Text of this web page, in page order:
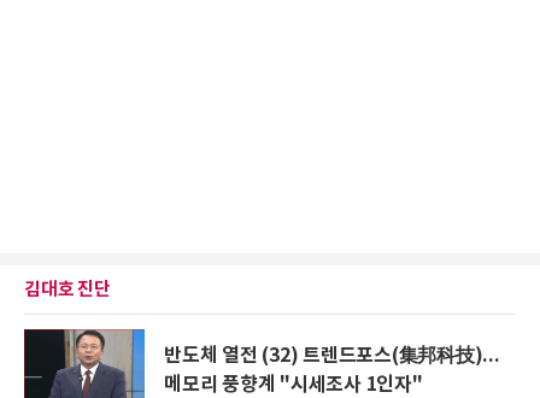
김대호 진단
반도체 열전 (32) 트렌드포스(集邦科技)...
메모리 풍향계 "시세조사 1인자"